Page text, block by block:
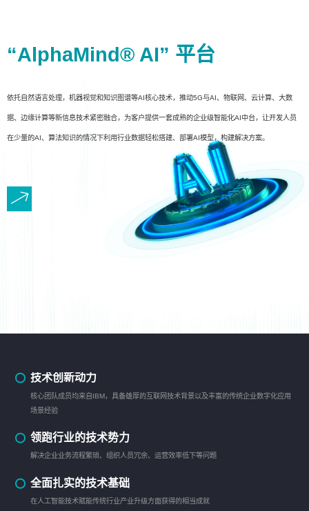
“AlphaMind® AI” 平台
依托自然语言处理，机器视觉和知识图谱等AI核心技术，推动5G与AI、物联网、云计算、大数
据、边缘计算等新信息技术紧密融合，为客户提供一套成熟的企业级智能化AI中台，让开发人员
在少量的AI、算法知识的情况下利用行业数据轻松搭建、部署AI模型，构建解决方案。
技术创新动力
核心团队成员均来自IBM，具备雄厚的互联网技术背景以及丰富的传统企业数字化应用
场景经验
领跑行业的技术势力
解决企业业务流程繁琐、组织人员冗余、运营效率低下等问题
全面扎实的技术基础
在人工智能技术赋能传统行业产业升级方面获得的相当成就